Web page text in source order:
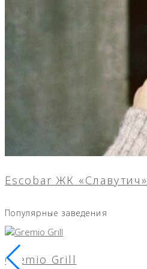
Escobar ЖК «Славутич»
Популярные заведения
Gremio Grill